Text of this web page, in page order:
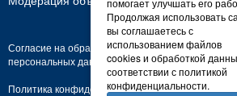
Согласие на обработку персональных данных
персональных данных
Политика конфиденциальности
помогает улучшать его
Продолжая использовать
вы соглашаетесь с
использованием файлов
cookies и обработкой
соответствии с политикой
конфиденциальности.